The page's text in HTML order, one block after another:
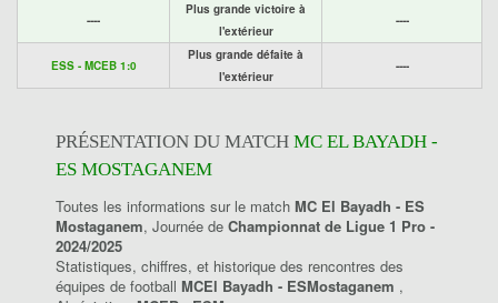
----
Plus grande victoire à
l'extérieur
----
ESS - MCEB 1:0
Plus grande défaite à
l'extérieur
----
PRÉSENTATION DU MATCH MC EL BAYADH -
ES MOSTAGANEM
Toutes les informations sur le match MC El Bayadh - ES
Mostaganem, Journée de Championnat de Ligue 1 Pro -
2024/2025
Statistiques, chiffres, et historique des rencontres des
équipes de football MCEl Bayadh - ESMostaganem ,